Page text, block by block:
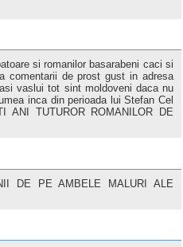
si romanilor basarabeni caci si
comentarii de prost gust in adresa
vaslui tot sint moldoveni daca nu
inca din perioada lui Stefan Cel
ANI TUTUROR ROMANILOR DE
DE PE AMBELE MALURI ALE